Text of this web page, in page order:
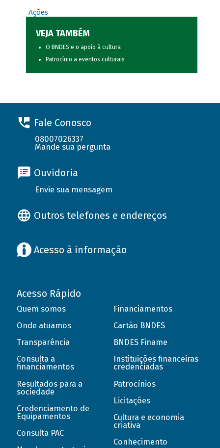
Ações
VEJA TAMBÉM
O BNDES e o apoio à cultura
Patrocínio a eventos culturais
Fale Conosco
08007026337
Mande sua pergunta
Ouvidoria
Envie sua mensagem
Outros telefones e endereços
Acesso à informação
Acesso Rápido
Quem somos
Onde atuamos
Transparência
Consulta a
financiamentos
Resultados para a
sociedade
Credenciamento de
Equipamentos
Consulta PAC
Financiamentos
Cartão BNDES
BNDES Finame
Instituições financeiras
credenciadas
Patrocínios
Licitações
Cultura e economia
criativa
Conhecimento